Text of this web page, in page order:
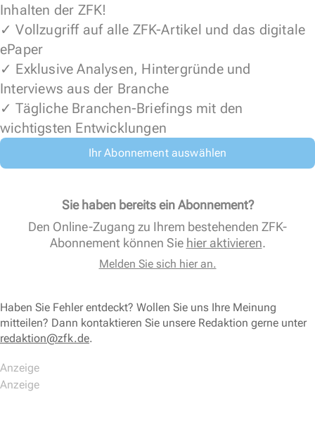
Inhalten der ZFK!
✓ Vollzugriff auf alle ZFK-Artikel und das digitale
ePaper
✓ Exklusive Analysen, Hintergründe und
Interviews aus der Branche
✓ Tägliche Branchen-Briefings mit den
wichtigsten Entwicklungen
Ihr Abonnement auswählen
Sie haben bereits ein Abonnement?
Den Online-Zugang zu Ihrem bestehenden ZFK-
Abonnement können Sie hier aktivieren.
Melden Sie sich hier an.
Haben Sie Fehler entdeckt? Wollen Sie uns Ihre Meinung
mitteilen? Dann kontaktieren Sie unsere Redaktion gerne unter
redaktion@zfk.de.